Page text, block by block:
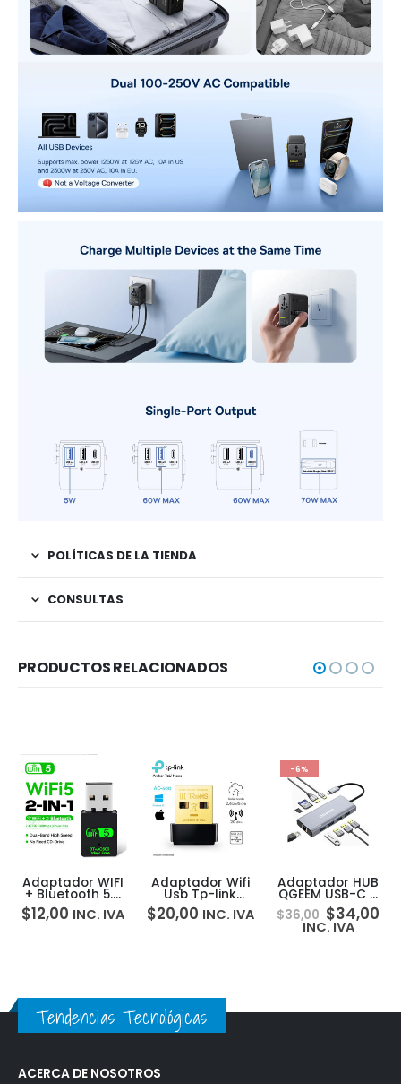
POLÍTICAS DE LA TIENDA
CONSULTAS
PRODUCTOS RELACIONADOS
Adaptador WIFI
+ Bluetooth 5.0
USB AC600
Doble Banda
$12,00 INC. IVA
Adaptador Wifi
Usb Tp-link
Archer T2u Nano
Ac600 Doble
$20,00 INC. IVA
-6%
Adaptador HUB
QGEEM USB-C a
HDMI 4K + USB-A
x4 + USB-C x1 PD
+ Ethernet +
$36,00 $34,00
INC. IVA
Tendencias Tecnológicas
ACERCA DE NOSOTROS